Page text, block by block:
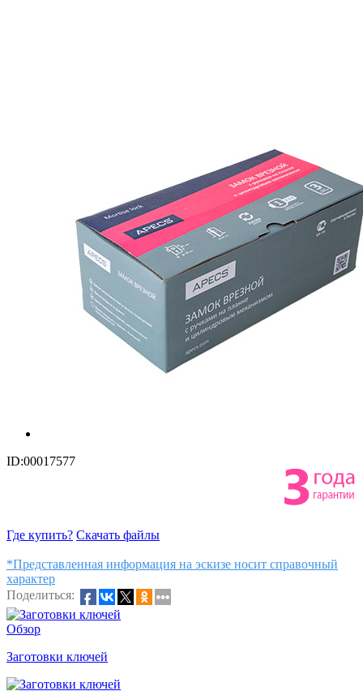
ID:00017577
Где купить? Скачать файлы
*Представленная информация на эскизе носит справочный
характер
Поделиться:
Обзор
Заготовки ключей